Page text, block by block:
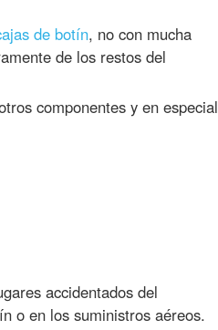
de botín, no con mucha
de los restos del
componentes y en especial
accidentados del
o en los suministros aéreos.